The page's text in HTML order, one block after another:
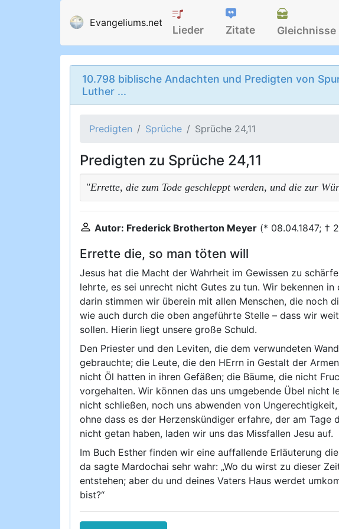
Evangeliums.net
Lieder Zitate Gleichnisse
10.798 biblische Andachten und Predigten von
Luther ...
Predigten Sprüche Sprüche 24,11
Predigten zu Sprüche 24,11
"Errette, die zum Tode geschleppt werden, und die zur
Autor: Frederick Brotherton Meyer (* 08.04.1847; †
Errette die, so man töten will
Jesus hat die Macht der Wahrheit im Gewissen zu
lehrte, es sei unrecht nicht Gutes zu tun. Wir bekennen
darin stimmen wir überein mit allen Menschen, die noch
wie auch durch die oben angeführte Stelle – dass wir
sollen. Hierin liegt unsere große Schuld.
Den Priester und den Leviten, die dem verwundeten
gebrauchte; die Leute, die den HErrn in Gestalt der
nicht Öl hatten in ihren Gefäßen; die Bäume, die nicht
vorgehalten. Wir können das uns umgebende Übel nicht
nicht schließen, noch uns abwenden von
ohne dass es der Herzenskündiger erfahre, der am
nicht getan haben, laden wir uns das Missfallen Jesu auf.
Im Buch Esther finden wir eine auffallende Erläuterung
da sagte Mardochai sehr wahr: „Wo du wirst zu dieser
entstehen; aber du und deines Vaters Haus werdet
bist?“